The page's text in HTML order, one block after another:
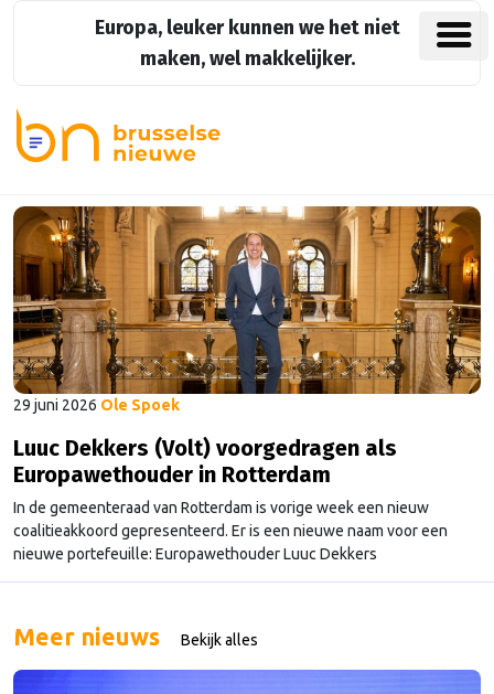
Europa, leuker kunnen we het niet
maken, wel makkelijker.
29 juni 2026 Ole Spoek
Luuc Dekkers (Volt) voorgedragen als
Europawethouder in Rotterdam
In de gemeenteraad van Rotterdam is vorige week een nieuw
coalitieakkoord gepresenteerd. Er is een nieuwe naam voor een
nieuwe portefeuille: Europawethouder Luuc Dekkers
Meer nieuws Bekijk alles